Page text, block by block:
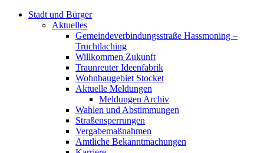
Stadt und Bürger
Aktuelles
Gemeindeverbindungsstraße Hassmoning –
Truchtlaching
Willkommen Zukunft
Traunreuter Ideenfabrik
Wohnbaugebiet Stocket
Aktuelle Meldungen
Meldungen Archiv
Wahlen und Abstimmungen
Straßensperrungen
Vergabemaßnahmen
Amtliche Bekanntmachungen